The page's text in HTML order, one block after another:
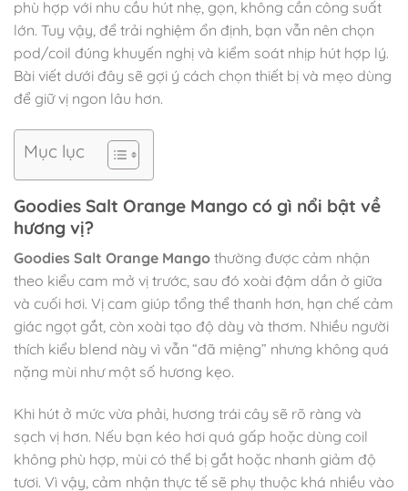
phù hợp với nhu cầu hút nhẹ, gọn, không cần công suất
lớn. Tuy vậy, để trải nghiệm ổn định, bạn vẫn nên chọn
pod/coil đúng khuyến nghị và kiểm soát nhịp hút hợp lý.
Bài viết dưới đây sẽ gợi ý cách chọn thiết bị và mẹo dùng
để giữ vị ngon lâu hơn.
Mục lục
Goodies Salt Orange Mango có gì nổi bật về
hương vị?
Goodies Salt Orange Mango thường được cảm nhận
theo kiểu cam mở vị trước, sau đó xoài đậm dần ở giữa
và cuối hơi. Vị cam giúp tổng thể thanh hơn, hạn chế cảm
giác ngọt gắt, còn xoài tạo độ dày và thơm. Nhiều người
thích kiểu blend này vì vẫn “đã miệng” nhưng không quá
nặng mùi như một số hương kẹo.
Khi hút ở mức vừa phải, hương trái cây sẽ rõ ràng và
sạch vị hơn. Nếu bạn kéo hơi quá gấp hoặc dùng coil
không phù hợp, mùi có thể bị gắt hoặc nhanh giảm độ
tươi. Vì vậy, cảm nhận thực tế sẽ phụ thuộc khá nhiều vào